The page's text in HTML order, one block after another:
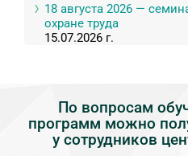
18 августа 2026 —
охране труда
15.07.2026 г.
По вопросам
программ можно
у сотрудников